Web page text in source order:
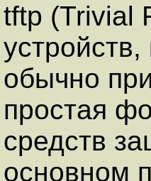
tftp (Trivial
обычно
простая
средств
основном